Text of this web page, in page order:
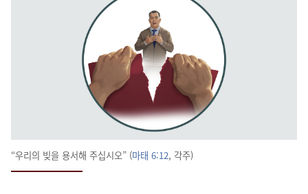
“우리의 빚을 용서해 주십시오” (마태 6:12, 각주)